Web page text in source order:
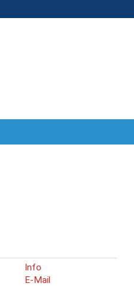
Info
E-Mail